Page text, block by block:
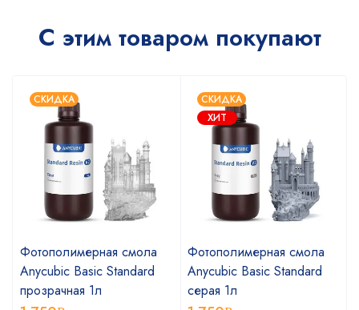
С этим товаром покупают
СКИДКА
Фотополимерная смола
Anycubic Basic Standard
прозрачная 1л
СКИДКА
ХИТ
Фотополимерная смола
Anycubic Basic Standard
серая 1л